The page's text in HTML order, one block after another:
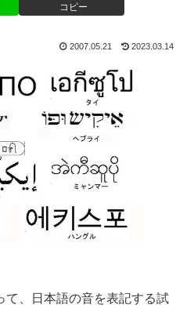
コピー
2007.05.21 2023.03.14
て、日本語の音を表記する試